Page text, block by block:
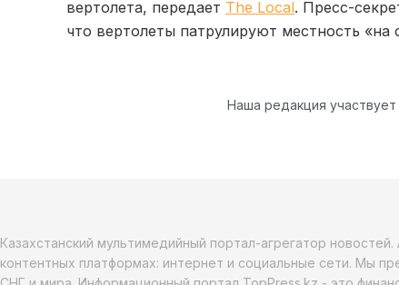
вертолета, передает The Local. Пресс-
что вертолеты патрулируют местность «на
Наша редакция
Казахстанский мультимедийный портал-агрегатор
контентных платформах: интернет и социальные сети. Мы